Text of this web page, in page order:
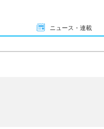
ニュース・連載